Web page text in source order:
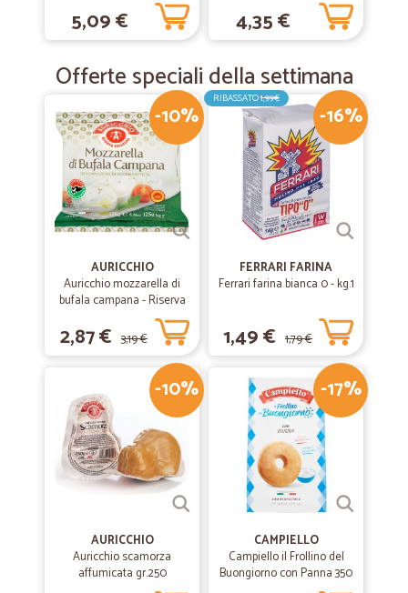
5,09 € 4,35 €
Offerte speciali della settimana
-10%
AURICCHIO
Auricchio mozzarella di
bufala campana - Riserva
esclusiva gr.125
2,87 € 3,19 €
-16%
RIBASSATO1,99€
FERRARI FARINA
Ferrari farina bianca 0 - kg.1
1,49 € 1,79 €
-10%
AURICCHIO
Auricchio scamorza
affumicata gr.250
-17%
CAMPIELLO
Campiello il Frollino del
Buongiorno con Panna 350